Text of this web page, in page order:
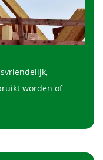
worden of